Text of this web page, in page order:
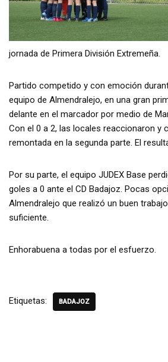
jornada de Primera División Extremeña.
Partido competido y con emoción
equipo de Almendralejo, en una gran
delante en el marcador por medio de
Con el 0 a 2, las locales reaccionaron y
remontada en la segunda parte. El
Por su parte, el equipo JUDEX Base
goles a 0 ante el CD Badajoz. Pocas
Almendralejo que realizó un buen
suficiente.
Enhorabuena a todas por el esfuerzo.
Etiquetas: BADAJOZ